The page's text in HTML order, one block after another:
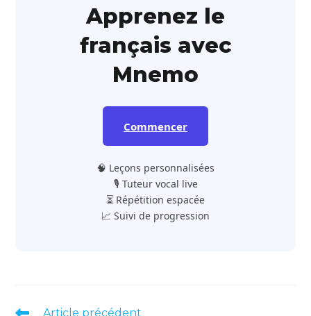
Apprenez le
français avec
Mnemo
Commencer
🧠 Leçons personnalisées
🎙️ Tuteur vocal live
⏳ Répétition espacée
📈 Suivi de progression
Read Article précédent